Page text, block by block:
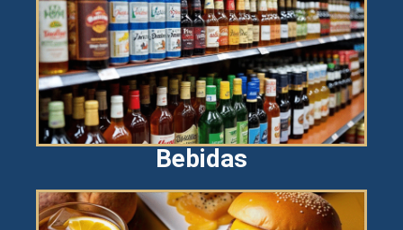
Bebidas